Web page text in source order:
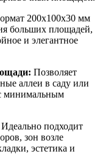
200x100x30 мм
больших площадей,
и элегантное
Позволяет
аллеи в саду или
минимальным
Идеально подходит
зон возле
эстетика и